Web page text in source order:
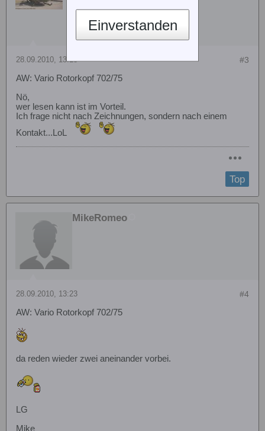
#3
28.09.2010, 13:13
AW: Vario Rotorkopf 702/75
Nö,
wer lesen kann ist im Vorteil.
Ich frage nicht nach Zeichnungen, sondern nach einem
Kontakt...LoL
Top
MikeRomeo
#4
28.09.2010, 13:23
AW: Vario Rotorkopf 702/75
da reden wieder zwei aneinander vorbei.
LG
Mike
Einverstanden